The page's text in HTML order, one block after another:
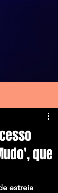
que
estreia